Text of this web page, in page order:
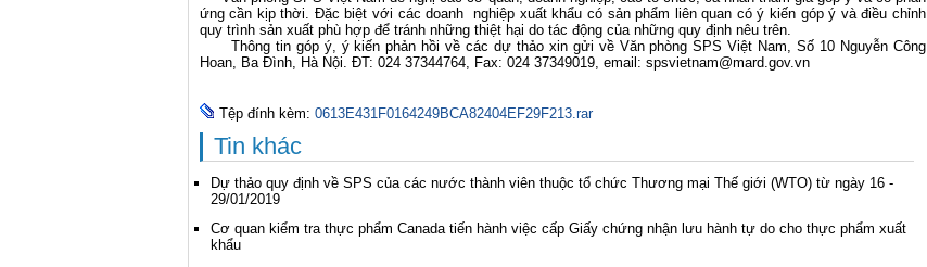
ứng cần kịp thời. Đặc biệt với các doanh nghiệp xuất khẩu có sản phẩm liên quan có ý kiến góp ý và điều chỉnh
quy trình sản xuất phù hợp để tránh những thiệt hại do tác động của những quy định nêu trên.
Thông tin góp ý, ý kiến phản hồi về các dự thảo xin gửi về Văn phòng SPS Việt Nam, Số 10 Nguyễn Công
Hoan, Ba Đình, Hà Nội. ĐT: 024 37344764, Fax: 024 37349019, email: spsvietnam@mard.gov.vn
Tệp đính kèm: 0613E431F0164249BCA82404EF29F213.rar
Tin khác
Dự thảo quy định về SPS của các nước thành viên thuộc tổ chức Thương mại Thế giới (WTO) từ ngày 16 -
29/01/2019
Cơ quan kiểm tra thực phẩm Canada tiến hành việc cấp Giấy chứng nhận lưu hành tự do cho thực phẩm xuất
khẩu